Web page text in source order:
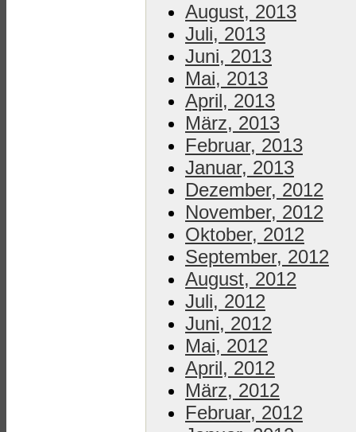
August, 2013
Juli, 2013
Juni, 2013
Mai, 2013
April, 2013
März, 2013
Februar, 2013
Januar, 2013
Dezember, 2012
November, 2012
Oktober, 2012
September, 2012
August, 2012
Juli, 2012
Juni, 2012
Mai, 2012
April, 2012
März, 2012
Februar, 2012